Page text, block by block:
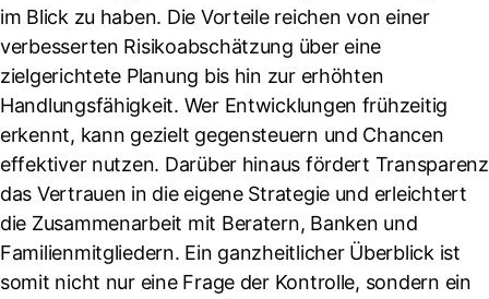
im Blick zu haben. Die Vorteile reichen von einer
verbesserten Risikoabschätzung über eine
zielgerichtete Planung bis hin zur erhöhten
Handlungsfähigkeit. Wer Entwicklungen frühzeitig
erkennt, kann gezielt gegensteuern und Chancen
effektiver nutzen. Darüber hinaus fördert Transparenz
das Vertrauen in die eigene Strategie und erleichtert
die Zusammenarbeit mit Beratern, Banken und
Familienmitgliedern. Ein ganzheitlicher Überblick ist
somit nicht nur eine Frage der Kontrolle, sondern ein